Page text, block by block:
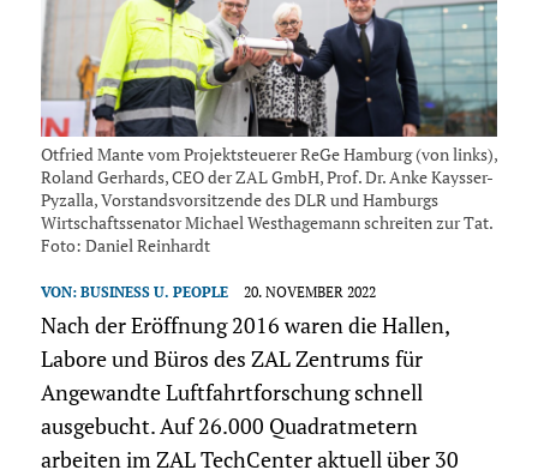
Otfried Mante vom Projektsteuerer ReGe Hamburg (von links),
Roland Gerhards, CEO der ZAL GmbH, Prof. Dr. Anke Kaysser-
Pyzalla, Vorstandsvorsitzende des DLR und Hamburgs
Wirtschaftssenator Michael Westhagemann schreiten zur Tat.
Foto: Daniel Reinhardt
VON: BUSINESS U. PEOPLE 20. NOVEMBER 2022
Nach der Eröffnung 2016 waren die Hallen,
Labore und Büros des ZAL Zentrums für
Angewandte Luftfahrtforschung schnell
ausgebucht. Auf 26.000 Quadratmetern
arbeiten im ZAL TechCenter aktuell über 30